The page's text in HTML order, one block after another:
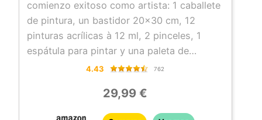
comienzo exitoso como artista: 1 caballete
de pintura, un bastidor 20×30 cm, 12
pinturas acrílicas à 12 ml, 2 pinceles, 1
espátula para pintar y una paleta de
El soporte de pintura, con una anchura de
3,5 cm para lienzos, se puede ajustar en 4
4.43 762
29,99 €